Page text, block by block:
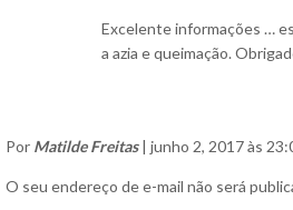
Excelente informações …
a azia e queimação.
Por Matilde Freitas| junho 2, 2017 às
O seu endereço de e-mail não será